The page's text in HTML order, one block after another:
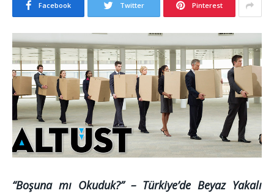
Facebook Twitter Pinterest
“Boşuna mı Okuduk?” – Türkiye’de Beyaz Yakalı